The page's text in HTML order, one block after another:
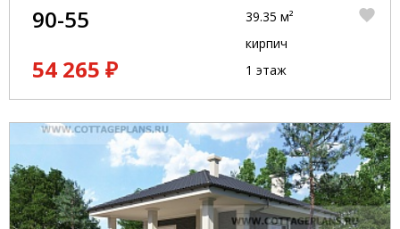
90-55
54 265 ₽
39.35 м²
кирпич
1 этаж